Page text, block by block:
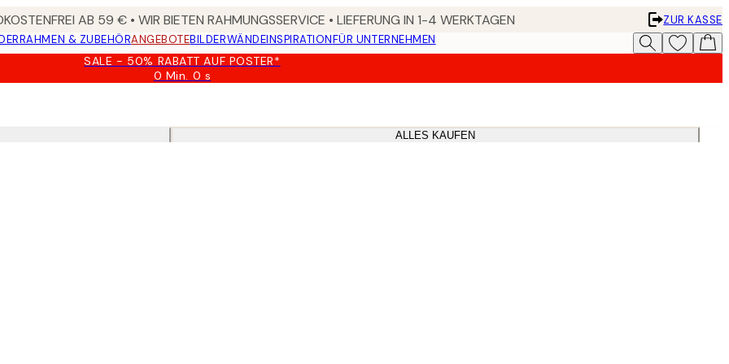
AB 59 € • WIR BIETEN RAHMUNGSSERVICE • LIEFERUNG IN 1-4 WERKTAGEN
ZUR KASSE
RAHMEN & ZUBEHÖRANGEBOTEBILDERWÄNDEINSPIRATIONFÜR UNTERNEHMEN
SALE - 50% RABATT AUF POSTER*
0 Min. 0 s
Gültig
08-
ALLES KAUFEN